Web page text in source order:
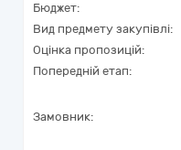
Бюджет:
Вид предмету закупівлі:
Оцінка пропозицій:
Попередній етап:
Замовник: